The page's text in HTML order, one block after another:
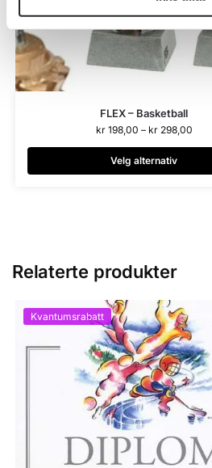
FLEX – Basketball
kr198,00 – kr298,00
Velg alternativ
Relaterte produkter
Kvantumsrabatt